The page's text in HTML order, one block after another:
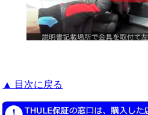
▲ 目次に戻る